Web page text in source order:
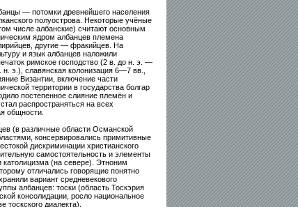
— потомки древнейшего населения
полуострова. Некоторые учёные
числе албанские) считают основным
ядром албанцев племена
другие — фракийцев. На
и язык албанцев наложили
римское господство (2 в. до н. э. —
н. э.), славянская колонизация 6—7 вв.,
Византии, включение части
территории в государства болгар
постепенное слияние племён и
распространяться на всех
общности.
(в различные области Османской
консервировались примитивные
дискриминации христианского
самостоятельность и элементы
(на севере). Этноним
отличались говорящие понятно
вариант средневекового
албанцев: тоски (область Тоскэрия
консолидации, росло национальное
диалекта).